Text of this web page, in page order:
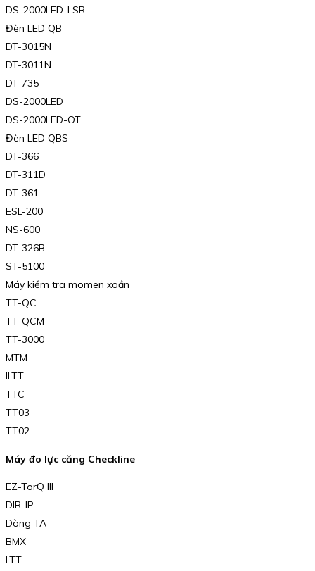
DS-2000LED-LSR
Đèn LED QB
DT-3015N
DT-3011N
DT-735
DS-2000LED
DS-2000LED-OT
Đèn LED QBS
DT-366
DT-311D
DT-361
ESL-200
NS-600
DT-326B
ST-5100
Máy kiểm tra momen xoắn
TT-QC
TT-QCM
TT-3000
MTM
ILTT
TTC
TT03
TT02
Máy đo lực căng Checkline
EZ-TorQ III
DIR-IP
Dòng TA
BMX
LTT